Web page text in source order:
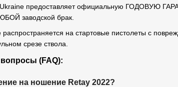
Ukraine предоставляет официальную ГОДОВУЮ
заводской брак.
распространяется на стартовые пистолеты с
срезе ствола.
(FAQ):
на ношение Retay 2022?